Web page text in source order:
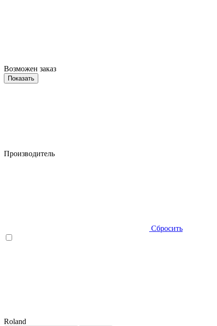
Возможен заказ
Показать
Производитель
Сбросить
Roland